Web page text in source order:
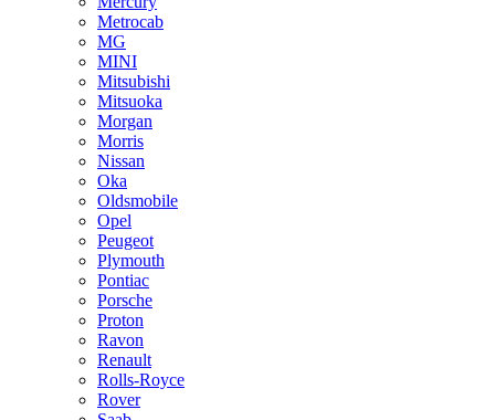
Metrocab
MG
MINI
Mitsubishi
Mitsuoka
Morgan
Morris
Nissan
Oka
Oldsmobile
Opel
Peugeot
Plymouth
Pontiac
Porsche
Proton
Ravon
Renault
Rolls-Royce
Rover